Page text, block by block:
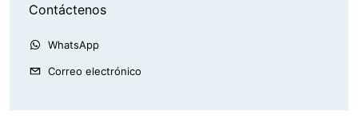
Contáctenos
WhatsApp
Correo electrónico